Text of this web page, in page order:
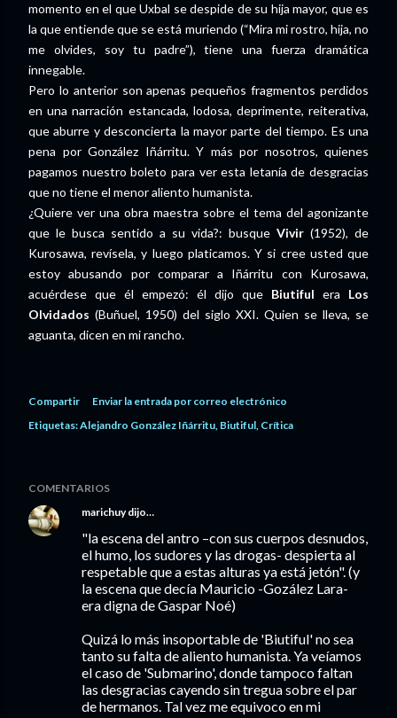
momento en el que Uxbal se despide de su hija mayor, que es
la que entiende que se está muriendo (“Mira mi rostro, hija, no
me olvides, soy tu padre”), tiene una fuerza dramática
innegable.
Pero lo anterior son apenas pequeños fragmentos perdidos
en una narración estancada, lodosa, deprimente, reiterativa,
que aburre y desconcierta la mayor parte del tiempo. Es una
pena por González Iñárritu. Y más por nosotros, quienes
pagamos nuestro boleto para ver esta letanía de desgracias
que no tiene el menor aliento humanista.
¿Quiere ver una obra maestra sobre el tema del agonizante
que le busca sentido a su vida?: busque Vivir (1952), de
Kurosawa, revísela, y luego platicamos. Y si cree usted que
estoy abusando por comparar a Iñárritu con Kurosawa,
acuérdese que él empezó: él dijo que Biutiful era Los
Olvidados (Buñuel, 1950) del siglo XXI. Quien se lleva, se
aguanta, dicen en mi rancho.
Compartir
Enviar la entrada por correo electrónico
Etiquetas:Alejandro González Iñárritu Biutiful Crítica
COMENTARIOS
marichuydijo…
"la escena del antro –con sus cuerpos desnudos,
el humo, los sudores y las drogas- despierta al
respetable que a estas alturas ya está jetón". (y
la escena que decía Mauricio -Gozález Lara-
era digna de Gaspar Noé)
Quizá lo más insoportable de 'Biutiful' no sea
tanto su falta de aliento humanista. Ya veíamos
el caso de 'Submarino', donde tampoco faltan
las desgracias cayendo sin tregua sobre el par
de hermanos. Tal vez me equivoco en mi